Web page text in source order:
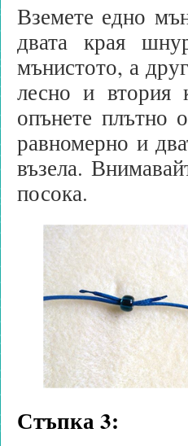
Вземете едно
двата края
мънистото, а
лесно и втория
опънете плътно
равномерно и
възела.
посока.
Стъпка 3: